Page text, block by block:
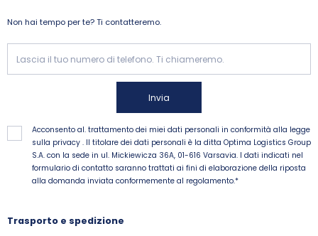
Non hai tempo per te? Ti contatteremo.
Invia
Acconsento al. trattamento dei miei dati personali in conformità alla legge
sulla privacy . Il titolare dei dati personali è la ditta Optima Logistics Group
S.A. con la sede in ul. Mickiewicza 36A, 01-616 Varsavia. I dati indicati nel
formulario di contatto saranno trattati ai fini di elaborazione della riposta
alla domanda inviata conformemente al regolamento.*
Trasporto e spedizione